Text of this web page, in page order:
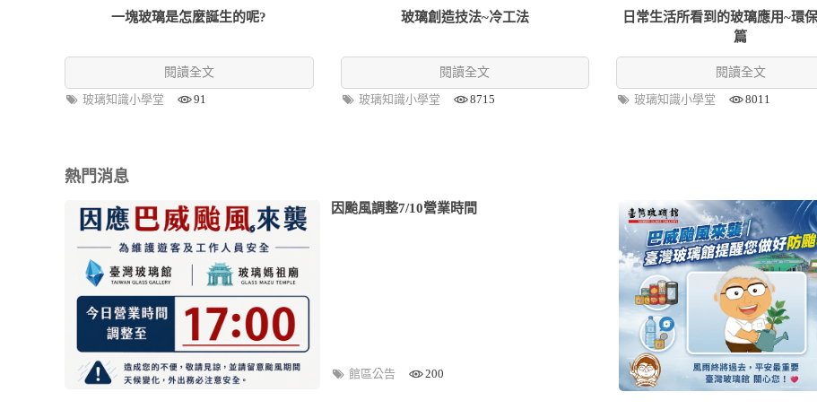
一塊玻璃是怎麼誕生的呢?
閱讀全文
玻璃知識小學堂
91
玻璃創造技法~冷工法
閱讀全文
玻璃知識小學堂
8715
日常生活所看到的玻璃應用~環
篇
閱讀全文
玻璃知識小學堂
8011
熱門消息
因颱風調整7/10營業時間
館區公告 200